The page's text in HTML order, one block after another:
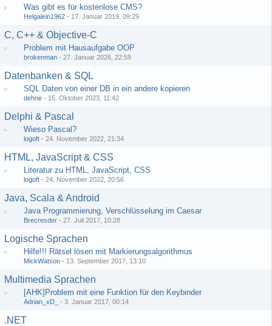
Was gibt es für kostenlose CMS?
Helgalein1962 - 17. Januar 2019, 09:29
C, C++ & Objective-C
Problem mit Hausaufgabe OOP
brokenman - 27. Januar 2026, 22:59
Datenbanken & SQL
SQL Daten von einer DB in ein andere kopieren
dehne - 15. Oktober 2023, 11:42
Delphi & Pascal
Wieso Pascal?
logoft - 24. November 2022, 21:34
HTML, JavaScript & CSS
Literatur zu HTML, JavaScript, CSS
logoft - 24. November 2022, 20:56
Java, Scala & Android
Java Programmierung, Verschlüsselung im Caesar
Brecresder - 27. Juli 2017, 10:28
Logische Sprachen
Hilfe!!! Rätsel lösen mit Markierungsalgorithmus
MickWatson - 13. September 2017, 13:10
Multimedia Sprachen
[AHK]Problem mit eine Funktion für den Keybinder
Adrian_xD_ - 3. Januar 2017, 00:14
.NET